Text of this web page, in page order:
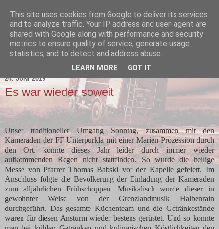
24. JUNI 2019
Es war wieder soweit
Unser traditioneller Umgang Sonntag, zusammen mit den
Kameraden der FF Unterpurkla mit einer Marien-Prozession durch
den Ort, konnte dieses Jahr leider durch immer wieder
aufkommenden Regen nicht stattfinden. So wurde die heilige
Messe von Pfarrer Thomas Babski vor der Kapelle gefeiert. Im
Anschluss folgte die Bevölkerung der Einladung der Kameraden
zum alljährlichen Frühschoppen. Musikalisch wurde dieser in
gewohnter Weise von der Grenzlandmusik Halbenrain
durchgeführt. Das gesamte Küchenteam und die Getränkestände
waren für diesen Ansturm wieder bestens gerüstet. Und so konnte
This site uses cookies from Google to deliver its services
and to analyze traffic. Your IP address and user-agent are
shared with Google along with performance and security
metrics to ensure quality of service, generate usage
statistics, and to detect and address abuse.
LEARN MORE GOT IT